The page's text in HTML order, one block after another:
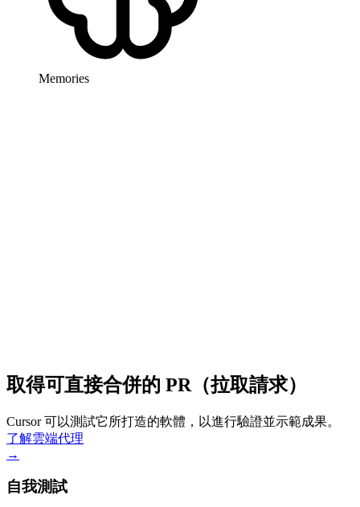
Memories
取得可直接合併的 PR（拉取請求）
Cursor 可以測試它所打造的軟體，以進行驗證並示範成果。
了解雲端代理
→
自我測試